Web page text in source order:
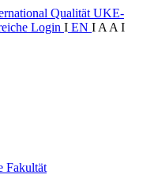
Qualität UKE-
Login I EN I A A I
Fakultät